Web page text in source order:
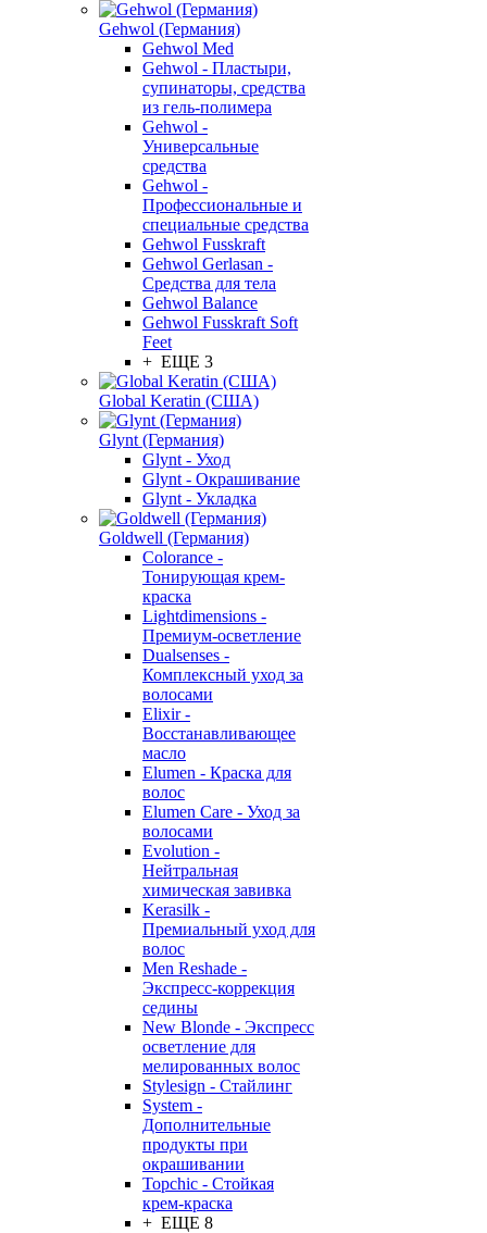
Gehwol (Германия)
Gehwol Med
Gehwol - Пластыри,
супинаторы, средства
из гель-полимера
Gehwol -
Универсальные
средства
Gehwol -
Профессиональные и
специальные средства
Gehwol Fusskraft
Gehwol Gerlasan -
Средства для тела
Gehwol Balance
Gehwol Fusskraft Soft
Feet
+ ЕЩЕ 3
Global Keratin (США)
Glynt (Германия)
Glynt - Уход
Glynt - Окрашивание
Glynt - Укладка
Goldwell (Германия)
Colorance -
Тонирующая крем-
краска
Lightdimensions -
Премиум-осветление
Dualsenses -
Комплексный уход за
волосами
Elixir -
Восстанавливающее
масло
Elumen - Краска для
волос
Elumen Care - Уход за
волосами
Evolution -
Нейтральная
химическая завивка
Kerasilk -
Премиальный уход для
волос
Men Reshade -
Экспресс-коррекция
седины
New Blonde - Экспресс
осветление для
мелированных волос
Stylesign - Стайлинг
System -
Дополнительные
продукты при
окрашивании
Topchic - Стойкая
крем-краска
+ ЕЩЕ 8